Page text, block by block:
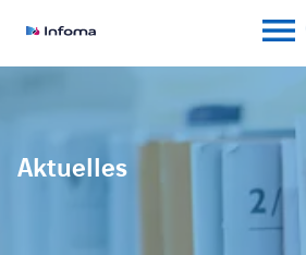
Aktuelles